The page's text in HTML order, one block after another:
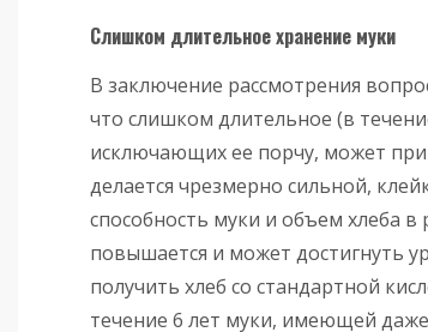
Слишком длительное хранение муки
В заключение рассмотрения
что слишком длительное (в
исключающих ее порчу, может
делается чрезмерно сильной,
способность муки и объем хлеба в
повышается и может достигнуть
получить хлеб со стандартной
течение 6 лет муки, имеющей